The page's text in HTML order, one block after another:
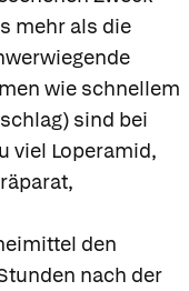
mehr als die
wie schnellem
sind bei
viel Loperamid,
den
nach der